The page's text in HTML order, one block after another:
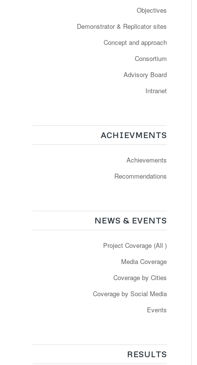
Objectives
Demonstrator & Replicator sites
Concept and approach
Consortium
Advisory Board
Intranet
ACHIEVMENTS
Achievements
Recommendations
NEWS & EVENTS
Project Coverage (All )
Media Coverage
Coverage by Cities
Coverage by Social Media
Events
RESULTS